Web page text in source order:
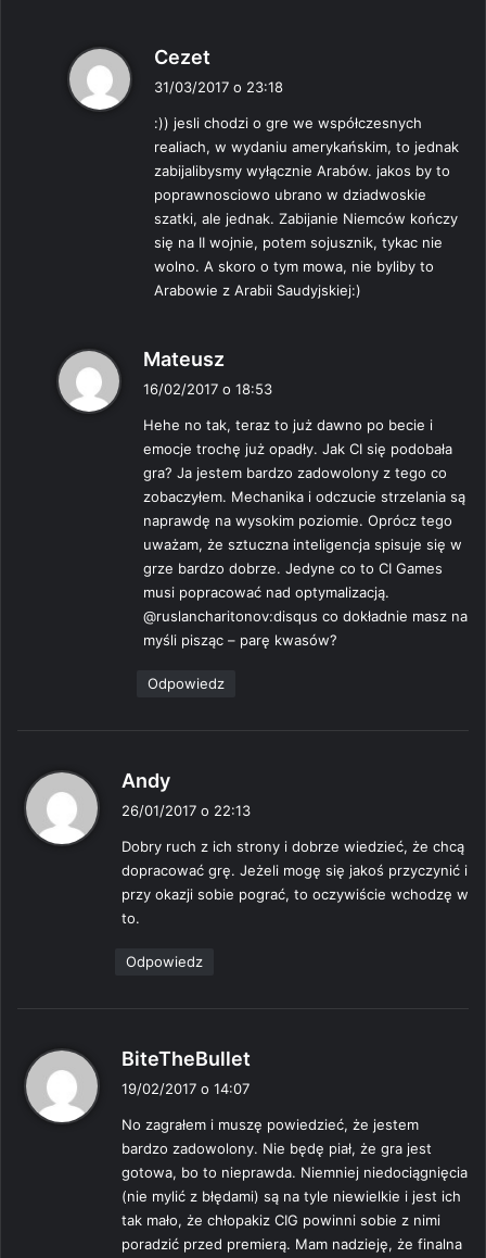
Cezet
z
e
:
31/03/2017 o 23:18
:)) jesli chodzi o gre we współczesnych
realiach, w wydaniu amerykańskim, to jednak
zabijalibysmy wyłącznie Arabów. jakos by to
poprawnosciowo ubrano w dziadwoskie
szatki, ale jednak. Zabijanie Niemców kończy
się na II wojnie, potem sojusznik, tykac nie
wolno. A skoro o tym mowa, nie byliby to
Arabowie z Arabii Saudyjskiej:)
Mateusz
z
e
:
16/02/2017 o 18:53
Hehe no tak, teraz to już dawno po becie i
emocje trochę już opadły. Jak CI się podobała
gra? Ja jestem bardzo zadowolony z tego co
zobaczyłem. Mechanika i odczucie strzelania są
naprawdę na wysokim poziomie. Oprócz tego
uważam, że sztuczna inteligencja spisuje się w
grze bardzo dobrze. Jedyne co to CI Games
musi popracować nad optymalizacją.
@ruslancharitonov:disqus co dokładnie masz na
myśli pisząc – parę kwasów?
Odpowiedz
Andy
z
e
:
26/01/2017 o 22:13
Dobry ruch z ich strony i dobrze wiedzieć, że chcą
dopracować grę. Jeżeli mogę się jakoś przyczynić i
przy okazji sobie pograć, to oczywiście wchodzę w
to.
Odpowiedz
BiteTheBullet
z
e
:
19/02/2017 o 14:07
No zagrałem i muszę powiedzieć, że jestem
bardzo zadowolony. Nie będę piał, że gra jest
gotowa, bo to nieprawda. Niemniej niedociągnięcia
(nie mylić z błędami) są na tyle niewielkie i jest ich
tak mało, że chłopakiz CIG powinni sobie z nimi
poradzić przed premierą. Mam nadzieję, że finalna